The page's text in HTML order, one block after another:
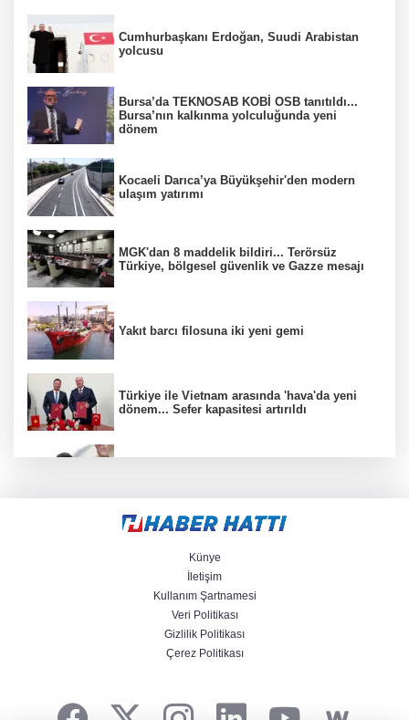
Cumhurbaşkanı Erdoğan, Suudi Arabistan
yolcusu
Bursa’da TEKNOSAB KOBİ OSB tanıtıldı...
Bursa’nın kalkınma yolculuğunda yeni
dönem
Kocaeli Darıca’ya Büyükşehir'den modern
ulaşım yatırımı
MGK'dan 8 maddelik bildiri... Terörsüz
Türkiye, bölgesel güvenlik ve Gazze mesajı
Yakıt barcı filosuna iki yeni gemi
Türkiye ile Vietnam arasında 'hava'da yeni
dönem... Sefer kapasitesi artırıldı
Ağustos'ta başlıyor
6 yıl önceki kaçak avın failleri tespit edildi! 5
yaban keçisi için ceza uygulandı
Künye
İletişim
Kullanım Şartnamesi
Veri Politikası
Gizlilik Politikası
Çerez Politikası